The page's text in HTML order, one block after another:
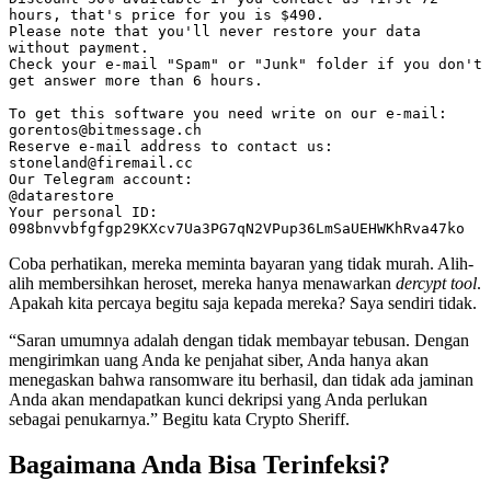
hours, that's price for you is $490.
Please note that you'll never restore your data
without payment.
Check your e-mail "Spam" or "Junk" folder if you don't
get answer more than 6 hours.
To get this software you need write on our e-mail:
gorentos@bitmessage.ch
Reserve e-mail address to contact us:
stoneland@firemail.cc
Our Telegram account:
@datarestore
Your personal ID:
098bnvvbfgfgp29KXcv7Ua3PG7qN2VPup36LmSaUEHWKhRva47ko
Coba perhatikan, mereka meminta bayaran yang tidak murah. Alih-
alih membersihkan heroset, mereka hanya menawarkan dercypt tool.
Apakah kita percaya begitu saja kepada mereka? Saya sendiri tidak.
“Saran umumnya adalah dengan tidak membayar tebusan. Dengan
mengirimkan uang Anda ke penjahat siber, Anda hanya akan
menegaskan bahwa ransomware itu berhasil, dan tidak ada jaminan
Anda akan mendapatkan kunci dekripsi yang Anda perlukan
sebagai penukarnya.” Begitu kata Crypto Sheriff.
Bagaimana Anda Bisa Terinfeksi?